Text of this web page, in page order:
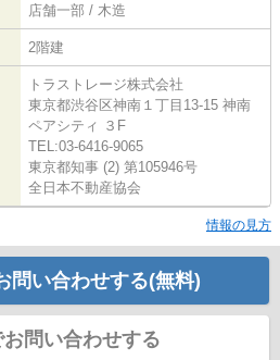
店舗一部 / 木造
2階建
トラストレージ株式会社
東京都渋谷区神南１丁目13-15 神南
ペアシティ ３F
TEL:03-6416-9065
東京都知事 (2) 第105946号
全日本不動産協会
情報の見方
問い合わせする(無料)
お問い合わせする